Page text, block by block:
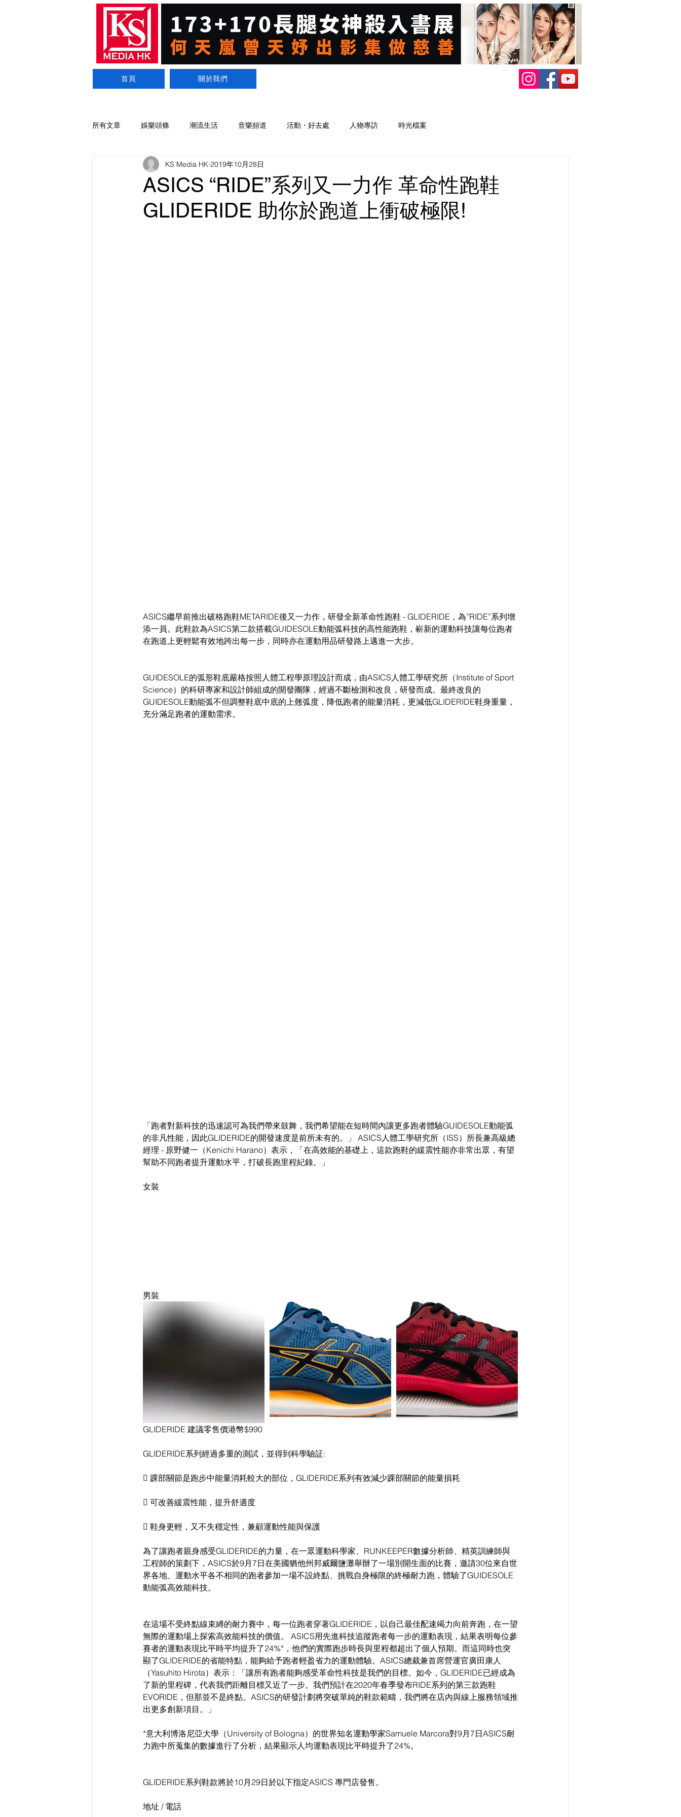
首頁 關於我們
所有文章 娛樂頭條 潮流生活 音樂頻道 活動・好去處 人物專訪 時光檔案
ASICS “RIDE”系列又一力作 革命性跑鞋
GLIDERIDE 助你於跑道上衝破極限!
KS Media HK 2019年10月28日
ASICS繼早前推出破格跑鞋METARIDE後又一力作，研發全新革命性跑鞋 - GLIDERIDE，為”RIDE”系列增
添一員。此鞋款為ASICS第二款搭載GUIDESOLE動能弧科技的高性能跑鞋，嶄新的運動科技讓每位跑者
在跑道上更輕鬆有效地跨出每一步，同時亦在運動用品研發路上邁進一大步。
GUIDESOLE的弧形鞋底嚴格按照人體工程學原理設計而成，由ASICS人體工學研究所（Institute of Sport
Science）的科研專家和設計師組成的開發團隊，經過不斷檢測和改良，研發而成。最終改良的
GUIDESOLE動能弧不但調整鞋底中底的上翹弧度，降低跑者的能量消耗，更減低GLIDERIDE鞋身重量，
充分滿足跑者的運動需求。
「跑者對新科技的迅速認可為我們帶來鼓舞，我們希望能在短時間內讓更多跑者體驗GUIDESOLE動能弧
的非凡性能，因此GLIDERIDE的開發速度是前所未有的。」 ASICS人體工學研究所（ISS）所長兼高級總
經理 - 原野健一（Kenichi Harano）表示，「在高效能的基礎上，這款跑鞋的緩震性能亦非常出眾，有望
幫助不同跑者提升運動水平，打破長跑里程紀錄。」
女裝
男裝
GLIDERIDE 建議零售價港幣$990
GLIDERIDE系列經過多重的測試，並得到科學驗証:
 踝部關節是跑步中能量消耗較大的部位，GLIDERIDE系列有效減少踝部關節的能量損耗
 可改善緩震性能，提升舒適度
 鞋身更輕，又不失穩定性，兼顧運動性能與保護
為了讓跑者親身感受GLIDERIDE的力量，在一眾運動科學家、RUNKEEPER數據分析師、精英訓練師與
工程師的策劃下，ASICS於9月7日在美國猶他州邦威爾鹽灘舉辦了一場別開生面的比賽，邀請30位來自世
界各地、運動水平各不相同的跑者參加一場不設終點、挑戰自身極限的終極耐力跑，體驗了GUIDESOLE
動能弧高效能科技。
在這場不受終點線束縛的耐力賽中，每一位跑者穿著GLIDERIDE，以自己最佳配速竭力向前奔跑，在一望
無際的運動場上探索高效能科技的價值。 ASICS用先進科技追蹤跑者每一步的運動表現，結果表明每位參
賽者的運動表現比平時平均提升了24%*，他們的實際跑步時長與里程都超出了個人預期。而這同時也突
顯了GLIDERIDE的省能特點，能夠給予跑者輕盈省力的運動體驗。ASICS總裁兼首席營運官廣田康人
（Yasuhito Hirota）表示：「讓所有跑者能夠感受革命性科技是我們的目標。如今，GLIDERIDE已經成為
了新的里程碑，代表我們距離目標又近了一步。我們預計在2020年春季發布RIDE系列的第三款跑鞋
EVORIDE，但那並不是終點。ASICS的研發計劃將突破單純的鞋款範疇，我們將在店內與線上服務領域推
出更多創新項目。」
*意大利博洛尼亞大學（University of Bologna）的世界知名運動學家Samuele Marcora對9月7日ASICS耐
力跑中所蒐集的數據進行了分析，結果顯示人均運動表現比平時提升了24%。
GLIDERIDE系列鞋款將於10月29日於以下指定ASICS 專門店發售。
地址 / 電話